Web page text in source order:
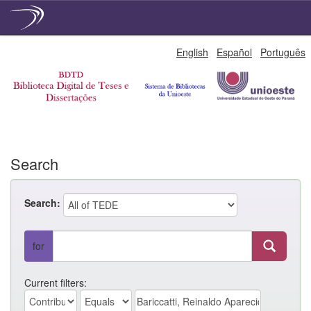
English Español Português
Search
Search:
for
Current filters: